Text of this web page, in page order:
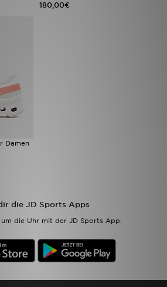
180,00€
Damen
die JD Sports Apps
die Uhr mit der JD Sports App.